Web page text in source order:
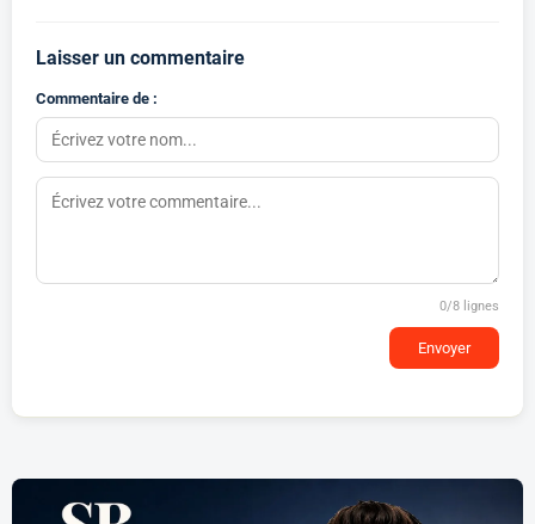
Laisser un commentaire
Commentaire de :
0/8 lignes
Envoyer